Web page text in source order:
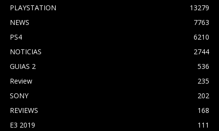
PLAYSTATION
13279
NEWS
7763
PS4
6210
NOTICIAS
2744
GUIAS 2
536
Review
235
SONY
202
REVIEWS
168
E3 2019
111